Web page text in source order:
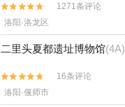


1271条评论
洛阳·洛龙区
二里头夏都遗址博物馆(4A)


16条评论
洛阳·偃师市